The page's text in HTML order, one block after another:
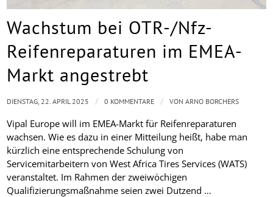
Wachstum bei OTR-/Nfz-
Reifenreparaturen im EMEA-
Markt angestrebt
Vipal Europe will im EMEA-Markt für Reifenreparaturen
wachsen. Wie es dazu in einer Mitteilung heißt, habe man
kürzlich eine entsprechende Schulung von
Servicemitarbeitern von West Africa Tires Services (WATS)
veranstaltet. Im Rahmen der zweiwöchigen
Qualifizierungsmaßnahme seien zwei Dutzend …
DIENSTAG, 22. APRIL 2025 / 0 KOMMENTARE / VONARNO BORCHERS